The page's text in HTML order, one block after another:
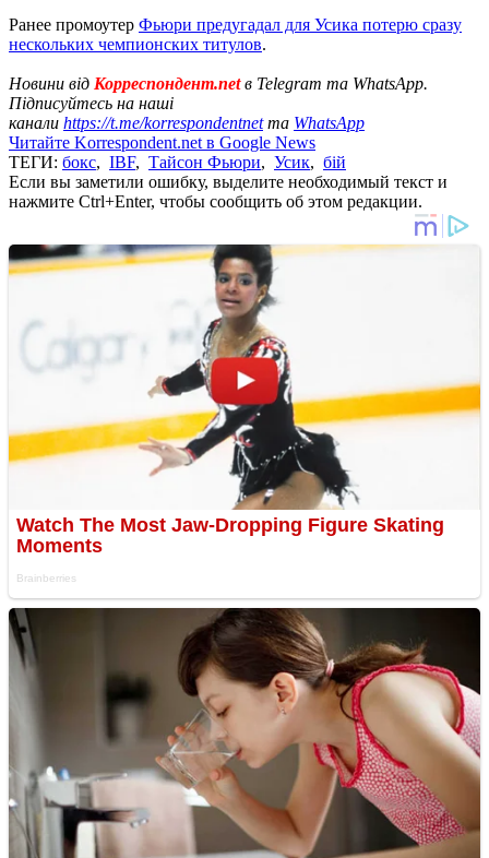
Ранее промоутер Фьюри предугадал для Усика потерю сразу
нескольких чемпионских титулов.
Новини від Корреспондент.netв Telegram та WhatsApp.
Підписуйтесь на наші
канали https://t.me/korrespondentnetта WhatsApp
Читайте Korrespondent.net в Google News
ТЕГИ: бокс, IBF, Тайсон Фьюри, Усик, бій
Если вы заметили ошибку, выделите необходимый текст и
нажмите Ctrl+Enter, чтобы сообщить об этом редакции.